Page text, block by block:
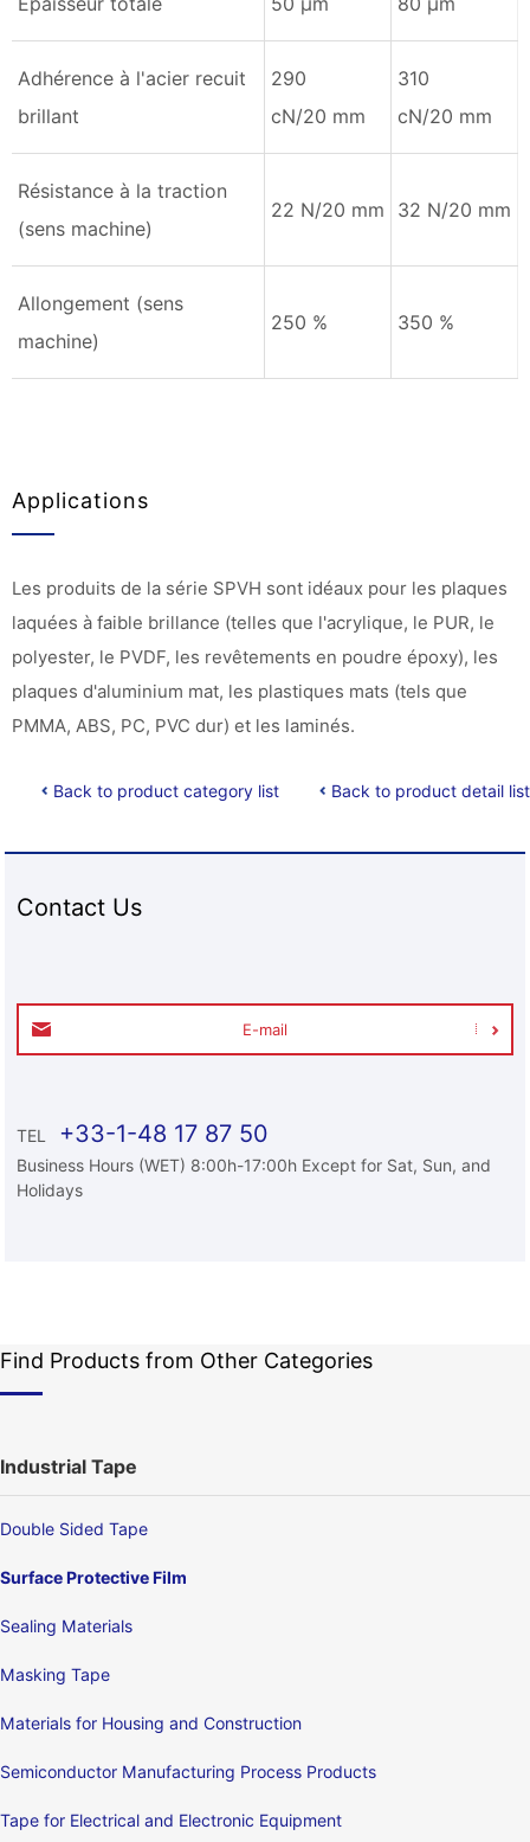
Adhérence à l'acier recuit
brillant
290
cN/20 mm
310
cN/20 mm
Résistance à la traction
(sens machine)
22 N/20 mm 32 N/20 mm
Allongement (sens
machine)
250 % 350 %
Applications
Les produits de la série SPVH sont idéaux pour les plaques
laquées à faible brillance (telles que l'acrylique, le PUR, le
polyester, le PVDF, les revêtements en poudre époxy), les
plaques d'aluminium mat, les plastiques mats (tels que
PMMA, ABS, PC, PVC dur) et les laminés.
Back to product category list Back to product detail list
Contact Us
E-mail
TEL +33-1-48 17 87 50
Business Hours (WET) 8:00h-17:00h Except for Sat, Sun, and
Holidays
Find Products from Other Categories
Industrial Tape
Double Sided Tape
Surface Protective Film
Sealing Materials
Masking Tape
Materials for Housing and Construction
Semiconductor Manufacturing Process Products
Tape for Electrical and Electronic Equipment